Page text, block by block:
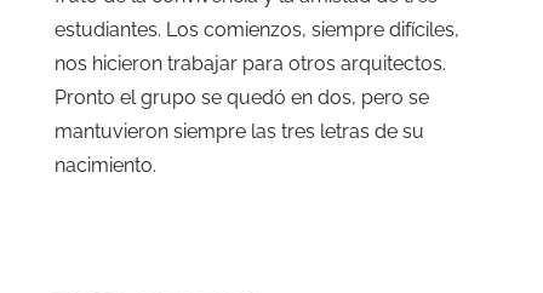
estudiantes. Los comienzos, siempre difíciles,
nos hicieron trabajar para otros arquitectos.
Pronto el grupo se quedó en dos, pero se
mantuvieron siempre las tres letras de su
nacimiento.